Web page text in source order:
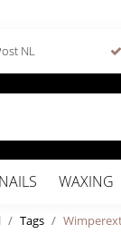
NL
NAILS WAXING
Tags